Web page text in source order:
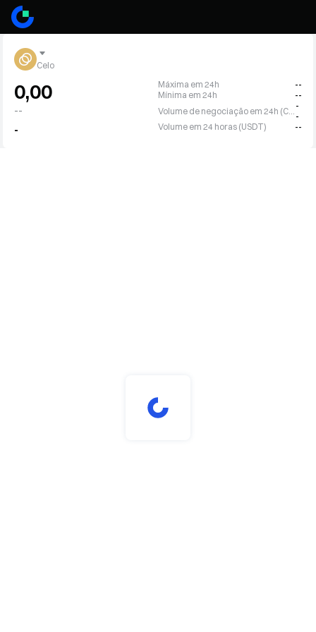
Celo
0,00
--
-
Máxima em 24h
--
Mínima em 24h
--
-
-
Volume em 24 horas (USDT)
--